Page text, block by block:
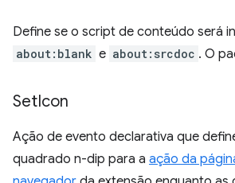
Define se o script de conteúdo será
about:blank e about:srcdoc . O
SetIcon
Ação de evento declarativa que
quadrado n-dip para a ação da